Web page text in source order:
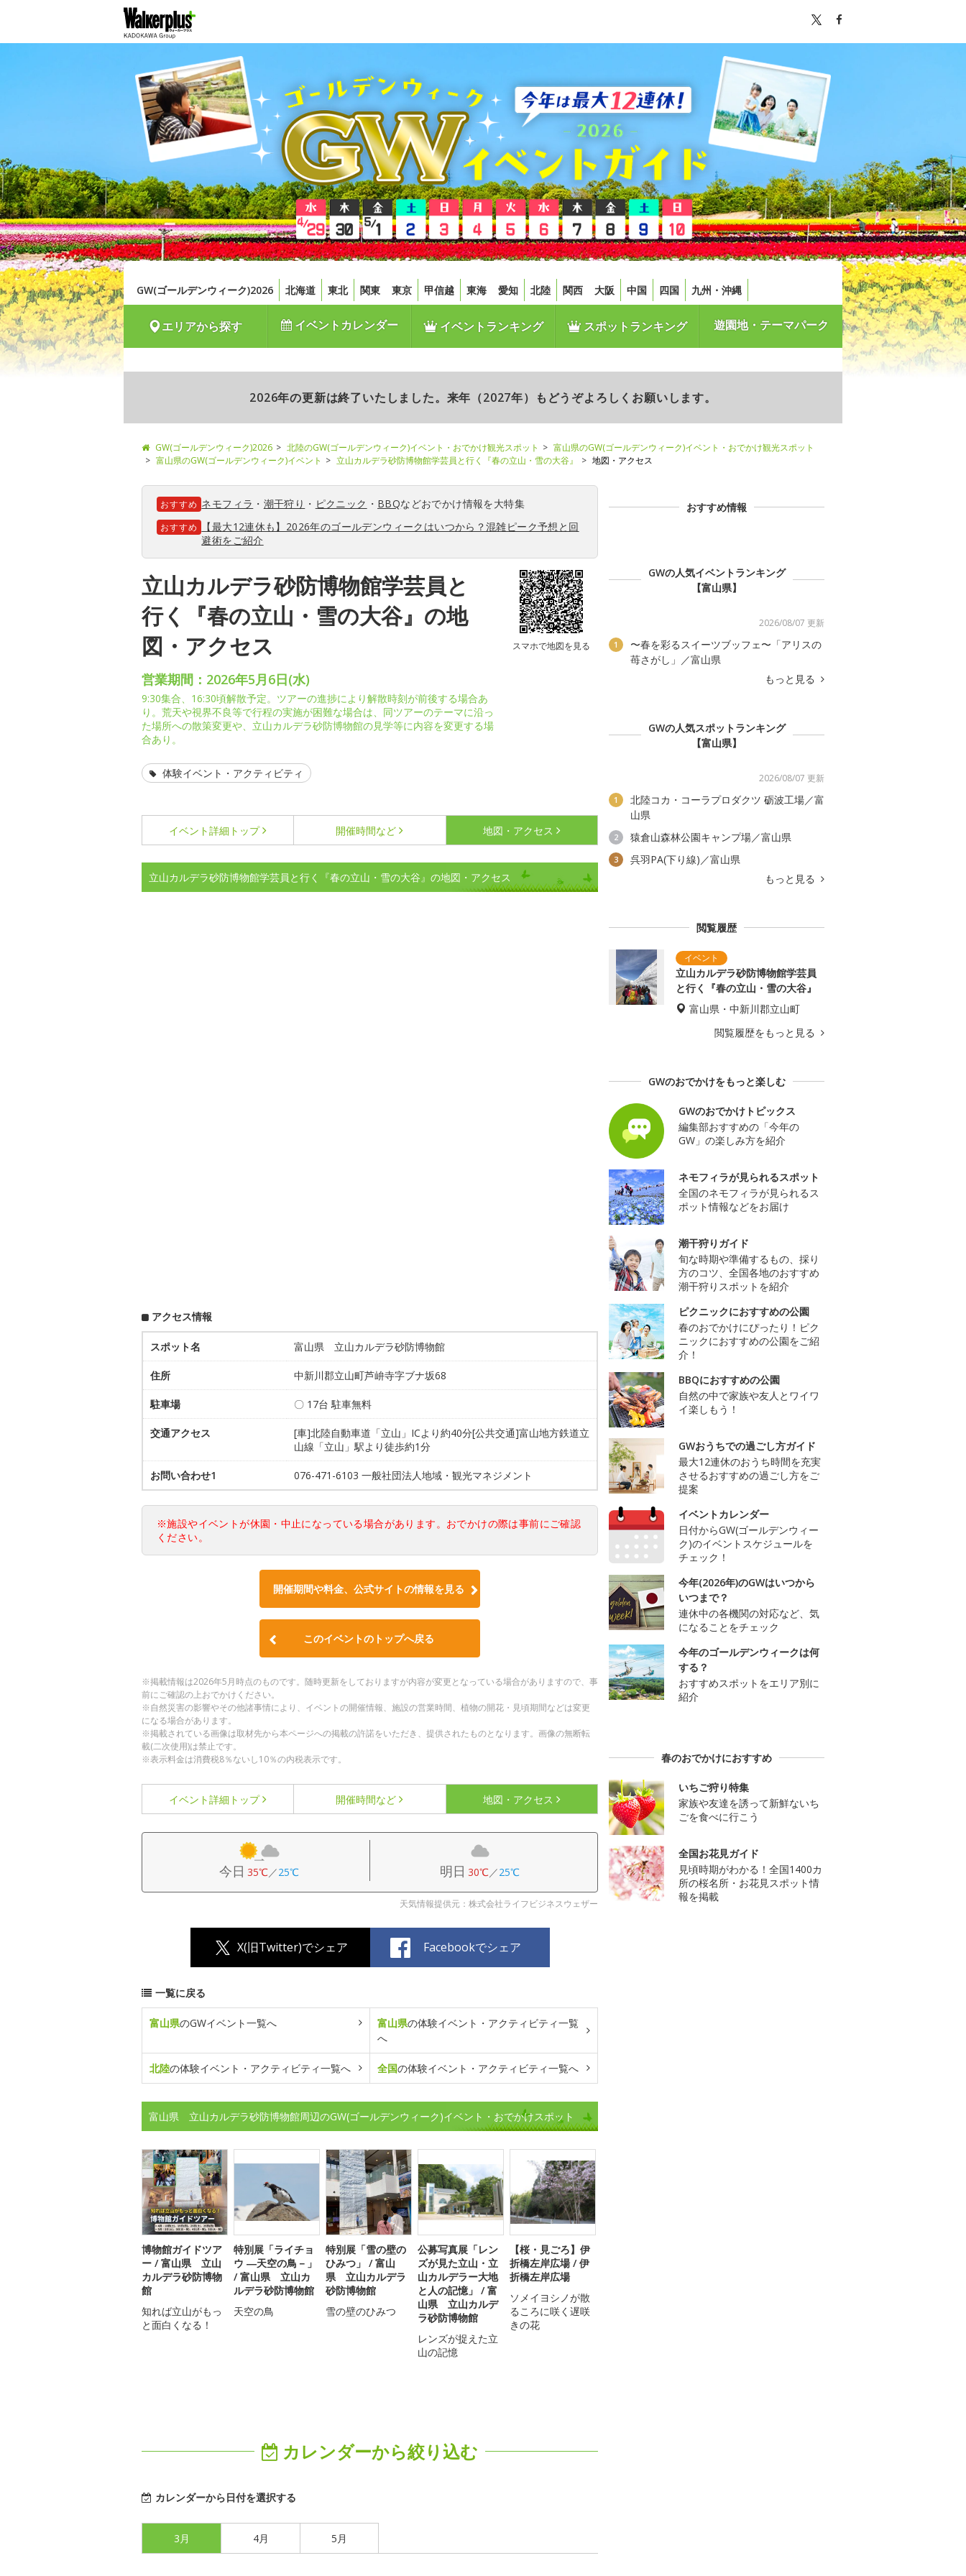
GW(ゴールデンウィーク)2026 北海道 東北 関東 東京 甲信越 東海 愛知 北陸 関西 大阪 中国 四国 九州・沖縄
エリアから探す イベントカレンダー イベントランキング スポットランキング 遊園地・テーマパーク
2026年の更新は終了いたしました。来年（2027年）もどうぞよろしくお願いします。
GW(ゴールデンウィーク)2026 北陸のGW(ゴールデンウィーク)イベント・おでかけ観光スポット
富山県のGW(ゴールデンウィーク)イベント・おでかけ観光スポット
富山県のGW(ゴールデンウィーク)イベント
立山カルデラ砂防博物館学芸員と行く『春の立山・雪の大谷』 地図・アクセス
おすすめ ネモフィラ ・ 潮干狩り ・ ピクニック ・ BBQなどおでかけ情報を大特集
おすすめ
【最大12連休も】2026年のゴールデンウィークはいつから？混雑ピーク予想と回
避術をご紹介
立山カルデラ砂防博物館学芸員と
行く『春の立山・雪の大谷』の地
図・アクセス
スマホで地図を見る
営業期間：2026年5月6日(水)
9:30集合、16:30頃解散予定。ツアーの進捗により解散時刻が前後する場合あ
り。荒天や視界不良等で行程の実施が困難な場合は、同ツアーのテーマに沿っ
た場所への散策変更や、立山カルデラ砂防博物館の見学等に内容を変更する場
合あり。
体験イベント・アクティビティ
イベント詳細 トップ 開催時間など 地図・アクセス
立山カルデラ砂防博物館学芸員と行く『春の立山・雪の大谷』の地図・アクセス
アクセス情報
スポット名 富山県 立山カルデラ砂防博物館
住所 中新川郡立山町芦峅寺字ブナ坂68
駐車場 〇 17台 駐車無料
交通アクセス
[車]北陸自動車道「立山」ICより約40分[公共交通]富山地方鉄道立
山線「立山」駅より徒歩約1分
お問い合わせ1 076-471-6103 一般社団法人地域・観光マネジメント
※施設やイベントが休園・中止になっている場合があります。おでかけの際は事前にご確認
ください。
開催期間や料金、公式サイトの情報を見る
このイベントのトップへ戻る
※掲載情報は2026年5月時点のものです。随時更新をしておりますが内容が変更となっている場合がありますので、事
前にご確認の上おでかけください。
※自然災害の影響やその他諸事情により、イベントの開催情報、施設の営業時間、植物の開花・見頃期間などは変更
になる場合があります。
※掲載されている画像は取材先から本ページへの掲載の許諾をいただき、提供されたものとなります。画像の無断転
載(二次使用)は禁止です。
※表示料金は消費税8％ないし10％の内税表示です。
イベント詳細 トップ 開催時間など 地図・アクセス
今日 35℃／25℃ 明日 30℃／25℃
天気情報提供元：株式会社ライフビジネスウェザー
X(旧Twitter)でシェア Facebookでシェア
一覧に戻る
富山県のGWイベント一覧へ 富山県の体験イベント・アクティビティ一覧
へ
北陸の体験イベント・アクティビティ一覧へ 全国の体験イベント・アクティビティ一覧へ
富山県 立山カルデラ砂防博物館周辺のGW(ゴールデンウィーク)イベント・おでかけスポット
博物館ガイドツア
ー / 富山県 立山
カルデラ砂防博物
館
知れば立山がもっ
と面白くなる！
特別展「ライチョ
ウ ―天空の鳥－」
/ 富山県 立山カ
ルデラ砂防博物館
天空の鳥
特別展「雪の壁の
ひみつ」 / 富山
県 立山カルデラ
砂防博物館
雪の壁のひみつ
公募写真展「レン
ズが見た立山・立
山カルデラー大地
と人の記憶」 / 富
山県 立山カルデ
ラ砂防博物館
レンズが捉えた立
山の記憶
【桜・見ごろ】伊
折橋左岸広場 / 伊
折橋左岸広場
ソメイヨシノが散
るころに咲く遅咲
きの花
カレンダーから絞り込む
カレンダーから日付を選択する
3月 4月 5月
おすすめ情報
GWの人気イベントランキング
【富山県】
2026/08/07 更新
1
〜春を彩るスイーツブッフェ〜「アリスの
苺さがし」／富山県
もっと見る
GWの人気スポットランキング
【富山県】
2026/08/07 更新
1
北陸コカ・コーラプロダクツ 砺波工場／富
山県
2 猿倉山森林公園キャンプ場／富山県
3
呉羽PA(下り線)／富山県
もっと見る
閲覧履歴
立山カルデラ砂防博物館学芸員
と行く『春の立山・雪の大谷』
富山県・中新川郡立山町
閲覧履歴をもっと見る
GWのおでかけをもっと楽しむ
GWのおでかけトピックス
編集部おすすめの「今年の
GW」の楽しみ方を紹介
ネモフィラが見られるスポット
全国のネモフィラが見られるス
ポット情報などをお届け
潮干狩りガイド
旬な時期や準備するもの、採り
方のコツ、全国各地のおすすめ
潮干狩りスポットを紹介
ピクニックにおすすめの公園
春のおでかけにぴったり！ピク
ニックにおすすめの公園をご紹
介！
BBQにおすすめの公園
自然の中で家族や友人とワイワ
イ楽しもう！
GWおうちでの過ごし方ガイド
最大12連休のおうち時間を充実
させるおすすめの過ごし方をご
提案
イベントカレンダー
日付からGW(ゴールデンウィー
ク)のイベントスケジュールを
チェック！
今年(2026年)のGWはいつから
いつまで？
連休中の各機関の対応など、気
になることをチェック
今年のゴールデンウィークは何
する？
おすすめスポットをエリア別に
紹介
春のおでかけにおすすめ
いちご狩り特集
家族や友達を誘って新鮮ないち
ごを食べに行こう
全国お花見ガイド
見頃時期がわかる！全国1400カ
所の桜名所・お花見スポット情
報を掲載